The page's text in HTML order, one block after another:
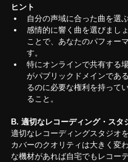
ヒント
自分の声域に合った曲を選ぶ
感情的に響く曲を選びまし
ことで、あなたのパフォー
す。
特にオンラインで共有する
がパブリックドメインであ
るのに必要な権利を持って
ること。
B. 適切なレコーディング・スタ
適切なレコーディングスタジオ
カバーのクオリティは大きく変
な機材があれば自宅でもレコー